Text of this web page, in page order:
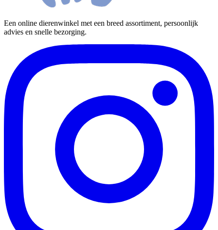
Een online dierenwinkel met een breed assortiment, persoonlijk
advies en snelle bezorging.